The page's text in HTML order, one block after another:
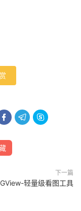
  
下一篇
轻量级看图工具